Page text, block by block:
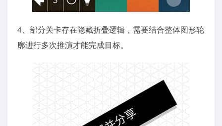
4、部分关卡存在隐藏折叠逻辑，需要结合整体图形轮
廓进行多次推演才能完成目标。